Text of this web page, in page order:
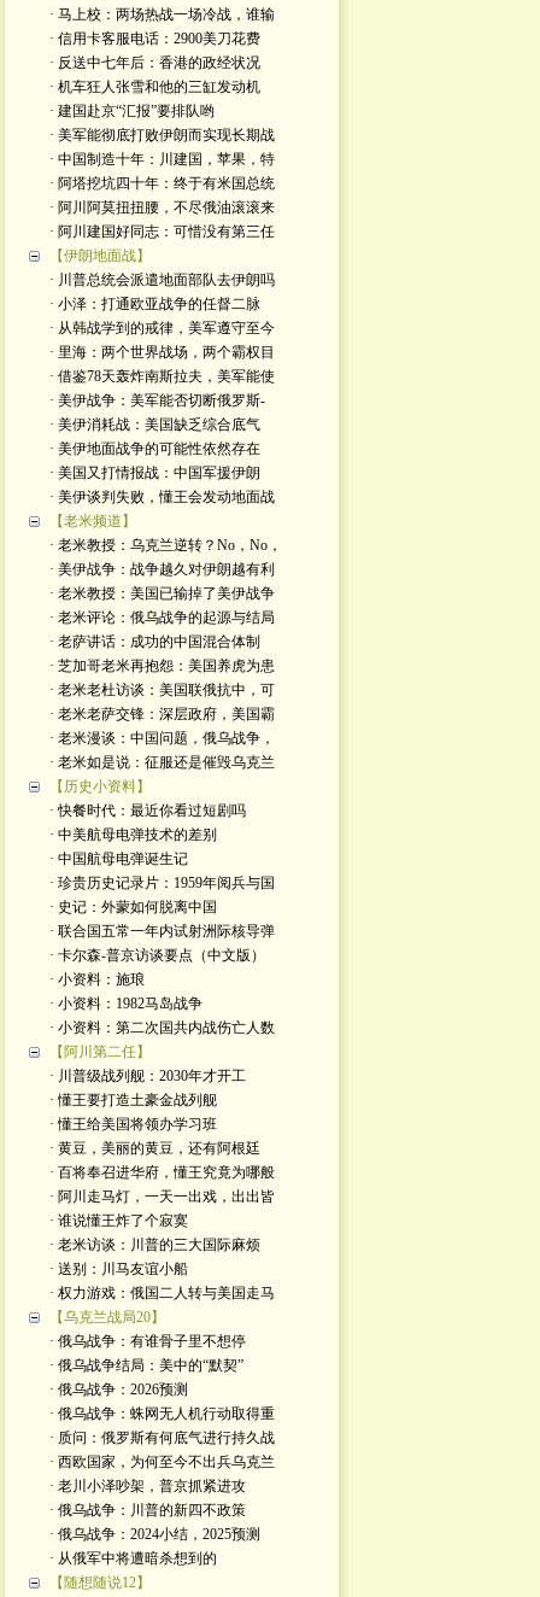
· 马上校：两场热战一场冷战，谁输
· 信用卡客服电话：2900美刀花费
· 反送中七年后：香港的政经状况
· 机车狂人张雪和他的三缸发动机
· 建国赴京“汇报”要排队哟
· 美军能彻底打败伊朗而实现长期战
· 中国制造十年：川建国，苹果，特
· 阿塔挖坑四十年：终于有米国总统
· 阿川阿莫扭扭腰，不尽俄油滚滚来
· 阿川建国好同志：可惜没有第三任
【伊朗地面战】
· 川普总统会派遣地面部队去伊朗吗
· 小泽：打通欧亚战争的任督二脉
· 从韩战学到的戒律，美军遵守至今
· 里海：两个世界战场，两个霸权目
· 借鉴78天轰炸南斯拉夫，美军能使
· 美伊战争：美军能否切断俄罗斯-
· 美伊消耗战：美国缺乏综合底气
· 美伊地面战争的可能性依然存在
· 美国又打情报战：中国军援伊朗
· 美伊谈判失败，懂王会发动地面战
【老米频道】
· 老米教授：乌克兰逆转？No，No，
· 美伊战争：战争越久对伊朗越有利
· 老米教授：美国已输掉了美伊战争
· 老米评论：俄乌战争的起源与结局
· 老萨讲话：成功的中国混合体制
· 芝加哥老米再抱怨：美国养虎为患
· 老米老杜访谈：美国联俄抗中，可
· 老米老萨交锋：深层政府，美国霸
· 老米漫谈：中国问题，俄乌战争，
· 老米如是说：征服还是催毁乌克兰
【历史小资料】
· 快餐时代：最近你看过短剧吗
· 中美航母电弹技术的差别
· 中国航母电弹诞生记
· 珍贵历史记录片：1959年阅兵与国
· 史记：外蒙如何脱离中国
· 联合国五常一年内试射洲际核导弹
· 卡尔森-普京访谈要点（中文版）
· 小资料：施琅
· 小资料：1982马岛战争
· 小资料：第二次国共内战伤亡人数
【阿川第二任】
· 川普级战列舰：2030年才开工
· 懂王要打造土豪金战列舰
· 懂王给美国将领办学习班
· 黄豆，美丽的黄豆，还有阿根廷
· 百将奉召进华府，懂王究竟为哪般
· 阿川走马灯，一天一出戏，出出皆
· 谁说懂王炸了个寂寞
· 老米访谈：川普的三大国际麻烦
· 送别：川马友谊小船
· 权力游戏：俄国二人转与美国走马
【乌克兰战局20】
· 俄乌战争：有谁骨子里不想停
· 俄乌战争结局：美中的“默契”
· 俄乌战争：2026预测
· 俄乌战争：蛛网无人机行动取得重
· 质问：俄罗斯有何底气进行持久战
· 西欧国家，为何至今不出兵乌克兰
· 老川小泽吵架，普京抓紧进攻
· 俄乌战争：川普的新四不政策
· 俄乌战争：2024小结，2025预测
· 从俄军中将遭暗杀想到的
【随想随说12】